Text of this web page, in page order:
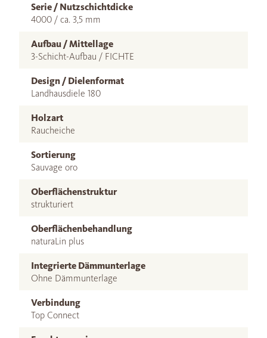
Serie / Nutzschichtdicke
4000 / ca. 3,5 mm
Aufbau / Mittellage
3-Schicht-Aufbau / FICHTE
Design / Dielenformat
Landhausdiele 180
Holzart
Raucheiche
Sortierung
Sauvage oro
Oberflächenstruktur
strukturiert
Oberflächenbehandlung
naturaLin plus
Integrierte Dämmunterlage
Ohne Dämmunterlage
Verbindung
Top Connect